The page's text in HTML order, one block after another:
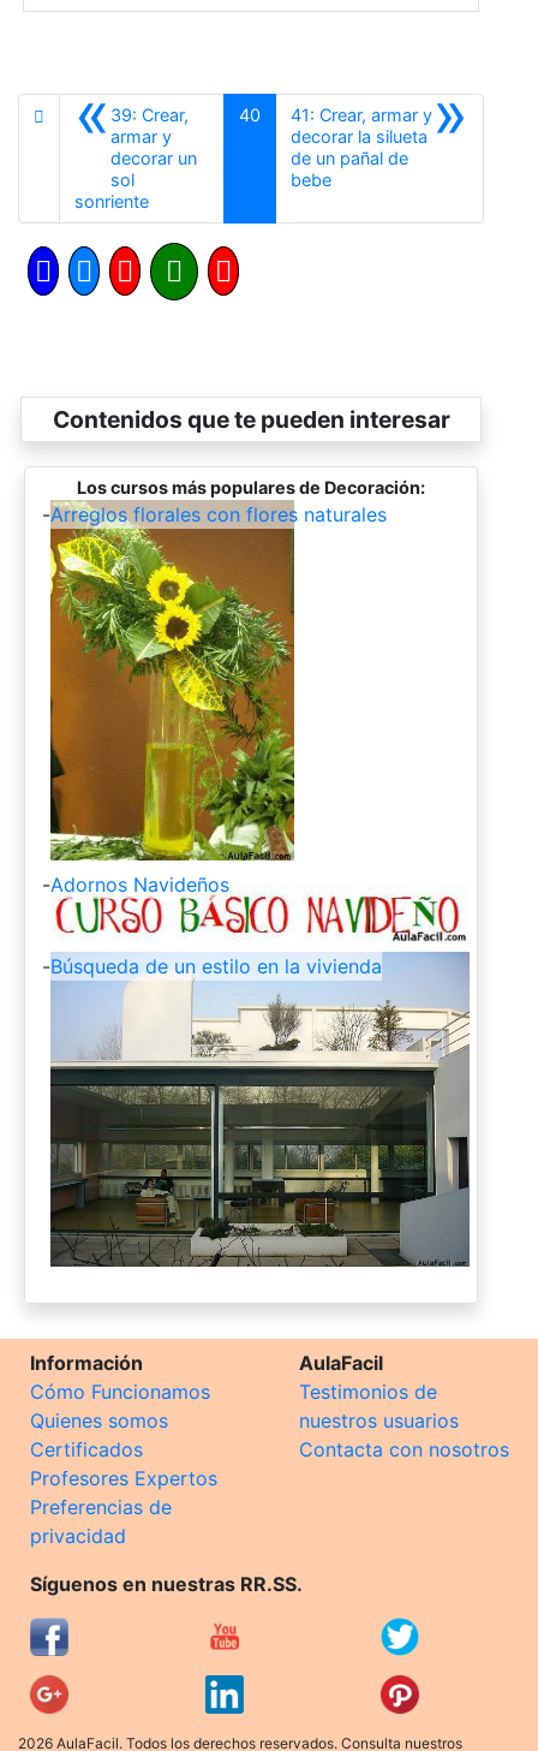
«39: Crear,
armar y
decorar un
sol
sonrienteAnterior
40 »
41: Crear, armar y
decorar la silueta
de un pañal de
bebeSiguiente
Contenidos que te pueden interesar
Los cursos más populares de Decoración:
-Arreglos florales con flores naturales
-Adornos Navideños
-Búsqueda de un estilo en la vivienda
Información
Cómo Funcionamos
Quienes somos
Certificados
Profesores Expertos
Preferencias de
privacidad
AulaFacil
Testimonios de
nuestros usuarios
Contacta con nosotros
Síguenos en nuestras RR.SS.
2026 AulaFacil. Todos los derechos reservados. Consulta nuestros